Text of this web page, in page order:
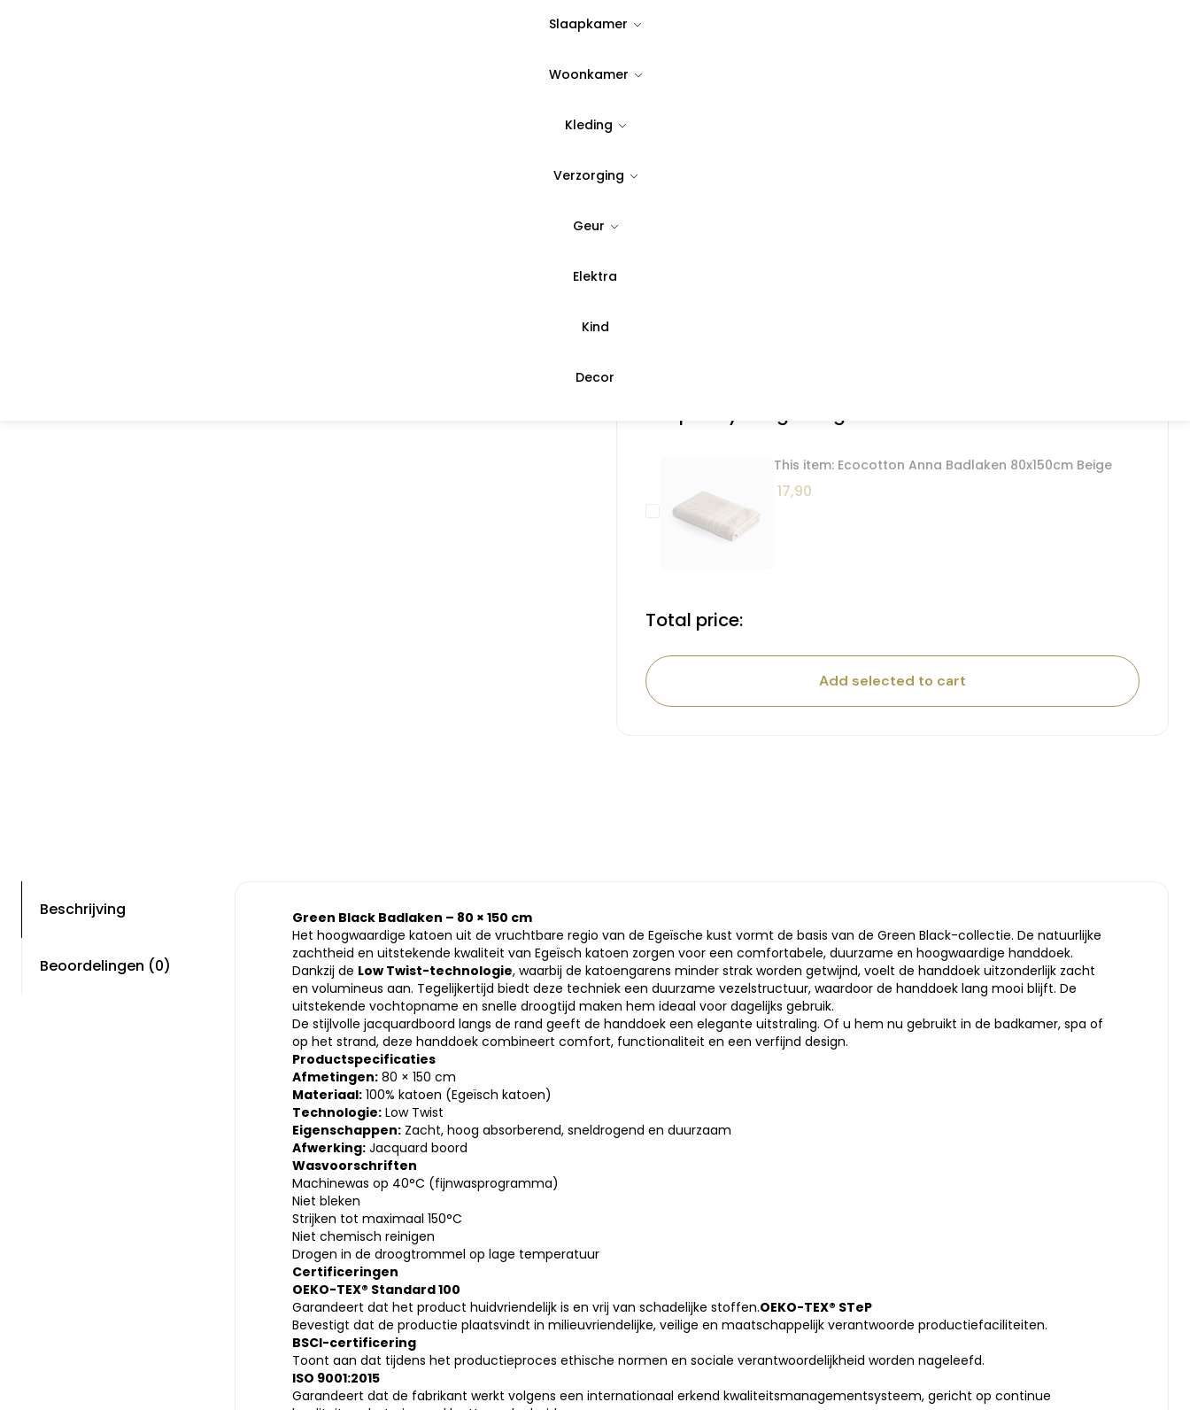
Slaapkamer
Woonkamer
Kleding
Verzorging
Geur
Elektra
Kind
Decor
17,90
Quantity:
SKU:
Frequently Bought Together
This item: Ecocotton Anna Badlaken 80x150cm Beige
17,90
Total price:
Add selected to cart
Beschrijving
Beoordelingen (0)
Green Black Badlaken – 80 × 150 cm
Het hoogwaardige katoen uit de vruchtbare regio van de Egeïsche kust vormt de basis van de Green Black-collectie. De natuurlijke
zachtheid en uitstekende kwaliteit van Egeïsch katoen zorgen voor een comfortabele, duurzame en hoogwaardige handdoek.
Dankzij de Low Twist-technologie, waarbij de katoengarens minder strak worden getwijnd, voelt de handdoek uitzonderlijk zacht
en volumineus aan. Tegelijkertijd biedt deze techniek een duurzame vezelstructuur, waardoor de handdoek lang mooi blijft. De
uitstekende vochtopname en snelle droogtijd maken hem ideaal voor dagelijks gebruik.
De stijlvolle jacquardboord langs de rand geeft de handdoek een elegante uitstraling. Of u hem nu gebruikt in de badkamer, spa of
op het strand, deze handdoek combineert comfort, functionaliteit en een verfijnd design.
Productspecificaties
Afmetingen: 80 × 150 cm
Materiaal: 100% katoen (Egeïsch katoen)
Technologie: Low Twist
Eigenschappen: Zacht, hoog absorberend, sneldrogend en duurzaam
Afwerking: Jacquard boord
Wasvoorschriften
Machinewas op 40°C (fijnwasprogramma)
Niet bleken
Strijken tot maximaal 150°C
Niet chemisch reinigen
Drogen in de droogtrommel op lage temperatuur
Certificeringen
OEKO-TEX® Standard 100
Garandeert dat het product huidvriendelijk is en vrij van schadelijke stoffen.OEKO-TEX® STeP
Bevestigt dat de productie plaatsvindt in milieuvriendelijke, veilige en maatschappelijk verantwoorde productiefaciliteiten.
BSCI-certificering
Toont aan dat tijdens het productieproces ethische normen en sociale verantwoordelijkheid worden nageleefd.
ISO 9001:2015
Garandeert dat de fabrikant werkt volgens een internationaal erkend kwaliteitsmanagementsysteem, gericht op continue